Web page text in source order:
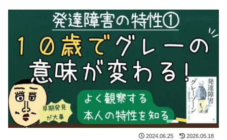
2024.06.25 2026.05.18